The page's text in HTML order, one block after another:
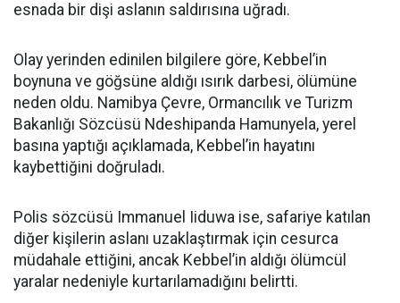
esnada bir dişi aslanın saldırısına uğradı.
Olay yerinden edinilen bilgilere göre, Kebbel’in
boynuna ve göğsüne aldığı ısırık darbesi, ölümüne
neden oldu. Namibya Çevre, Ormancılık ve Turizm
Bakanlığı Sözcüsü Ndeshipanda Hamunyela, yerel
basına yaptığı açıklamada, Kebbel’in hayatını
kaybettiğini doğruladı.
Polis sözcüsü Immanuel Iiduwa ise, safariye katılan
diğer kişilerin aslanı uzaklaştırmak için cesurca
müdahale ettiğini, ancak Kebbel’in aldığı ölümcül
yaralar nedeniyle kurtarılamadığını belirtti.